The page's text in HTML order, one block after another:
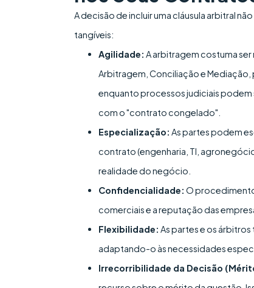
A decisão de incluir uma cláusula arbitral
tangíveis:
Agilidade: A arbitragem costuma ser
Arbitragem, Conciliação e
enquanto processos judiciais podem
com o "contrato congelado".
Especialização: As partes podem
contrato (engenharia, TI,
realidade do negócio.
Confidencialidade: O
comerciais e a reputação das
Flexibilidade: As partes e os
adaptando-o às necessidades
Irrecorribilidade da Decisão